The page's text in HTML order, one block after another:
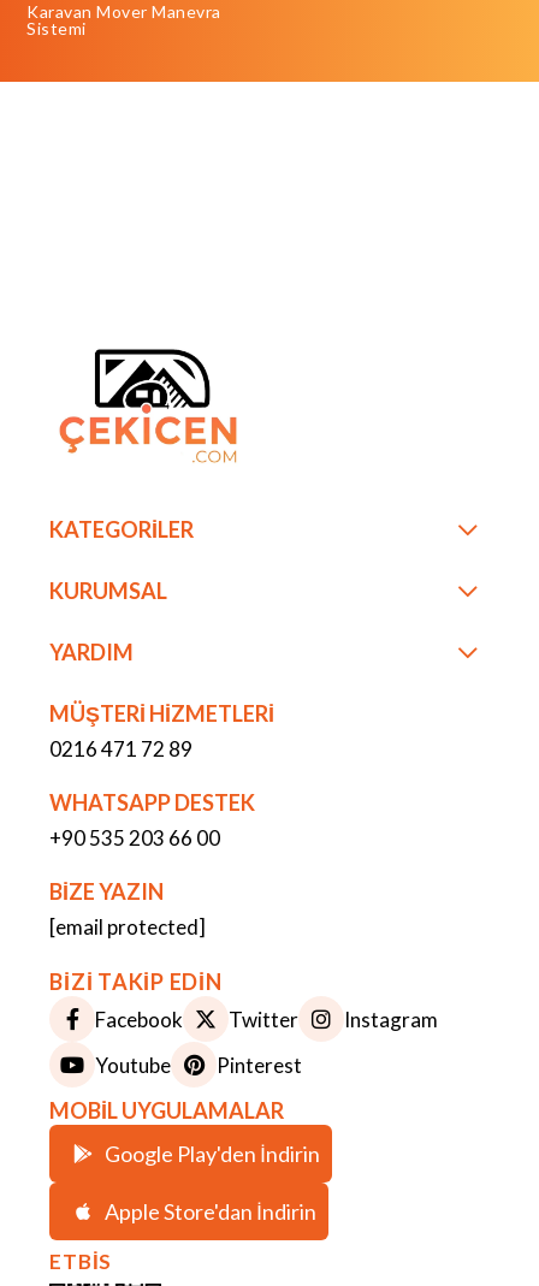
Karavan Mover Manevra
Sistemi
KATEGORİLER
KURUMSAL
YARDIM
MÜŞTERİ HİZMETLERİ
0216 471 72 89
WHATSAPP DESTEK
+90 535 203 66 00
BİZE YAZIN
[email protected]
BİZİ TAKİP EDİN
Facebook Twitter
Instagram
Youtube
Pinterest
MOBİL UYGULAMALAR
Google Play'den İndirin
Apple Store'dan İndirin
ETBİS